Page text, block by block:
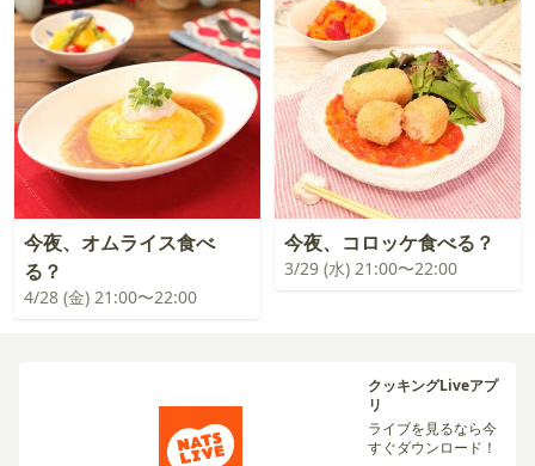
今夜、オムライス食べ
る？
4/28 (金) 21:00〜22:00
今夜、コロッケ食べる？
3/29 (水) 21:00〜22:00
クッキングLiveアプ
リ
ライブを見るなら今
すぐダウンロード！